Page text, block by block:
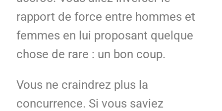
rapport de force entre hommes et
femmes en lui proposant quelque
chose de rare : un bon coup.
Vous ne craindrez plus la
concurrence. Si vous saviez